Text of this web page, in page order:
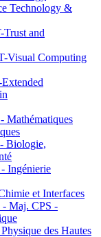
Technology &
and
Visual Computing
Biologie,
Ingénierie
et Interfaces
Maj. CPS -
des Hautes